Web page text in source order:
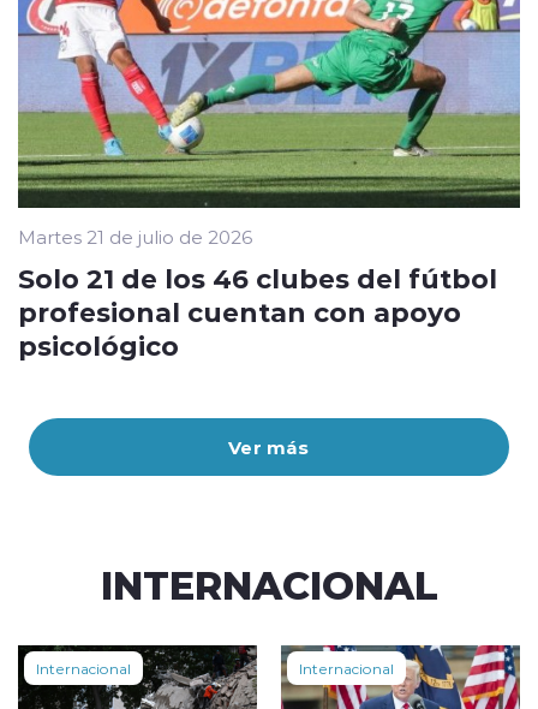
Ver más
Martes 21 de julio de 2026
Solo 21 de los 46 clubes del fútbol
profesional cuentan con apoyo
psicológico
INTERNACIONAL
Internacional Internacional